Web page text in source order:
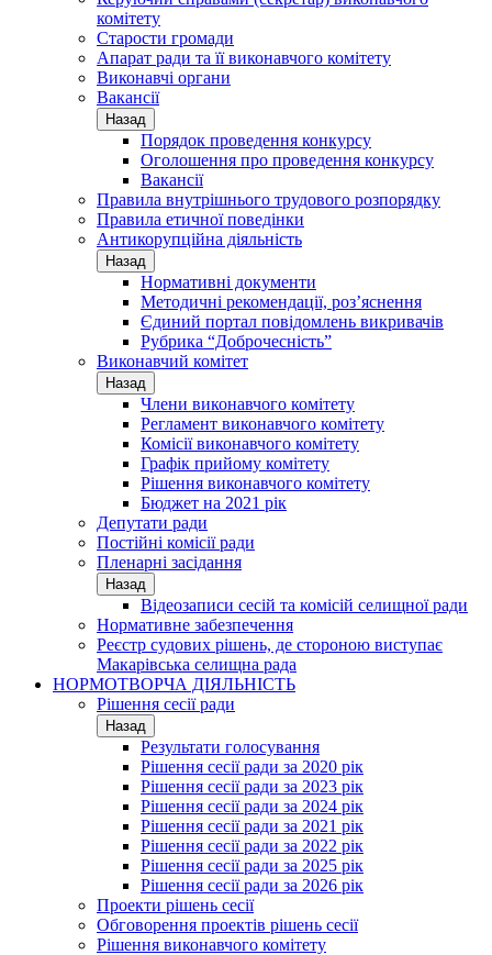
комітету
Старости громади
Апарат ради та її виконавчого комітету
Виконавчі органи
Вакансії
Назад
Порядок проведення конкурсу
Оголошення про проведення конкурсу
Вакансії
Правила внутрішнього трудового розпорядку
Правила етичної поведінки
Антикорупційна діяльність
Назад
Нормативні документи
Методичні рекомендації, роз’яснення
Єдиний портал повідомлень викривачів
Рубрика “Доброчесність”
Виконавчий комітет
Назад
Члени виконавчого комітету
Регламент виконавчого комітету
Комісії виконавчого комітету
Графік прийому комітету
Рішення виконавчого комітету
Бюджет на 2021 рік
Депутати ради
Постійні комісії ради
Пленарні засідання
Назад
Відеозаписи сесій та комісій селищної ради
Нормативне забезпечення
Реєстр судових рішень, де стороною виступає
Макарівська селищна рада
НОРМОТВОРЧА ДІЯЛЬНІСТЬ
Рішення сесії ради
Назад
Результати голосування
Рішення сесії ради за 2020 рік
Рішення сесії ради за 2023 рік
Рішення сесії ради за 2024 рік
Рішення сесії ради за 2021 рік
Рішення сесії ради за 2022 рік
Рішення сесії ради за 2025 рік
Рішення сесії ради за 2026 рік
Проекти рішень сесії
Обговорення проектів рішень сесії
Рішення виконавчого комітету